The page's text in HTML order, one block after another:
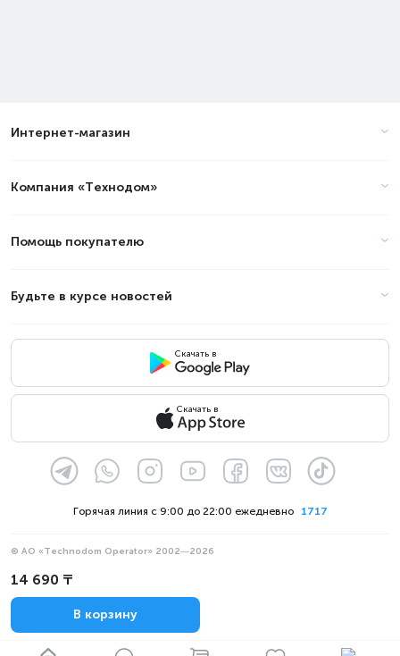
14 690 ₸
В корзину
Интернет-магазин
Компания «Технодом»
Помощь покупателю
Будьте в курсе новостей
Скачать в
Скачать в
1717
Горячая линия с 9:00 до 22:00 ежедневно
© АО «Technodom Operator» 2002—2026
Политика конфиденциальности